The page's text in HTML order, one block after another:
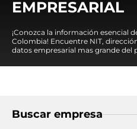
EMPRESARIAL
¡Conozca la información esencial
Colombia! Encuentre NIT,
datos empresarial mas grande del
Buscar empresa